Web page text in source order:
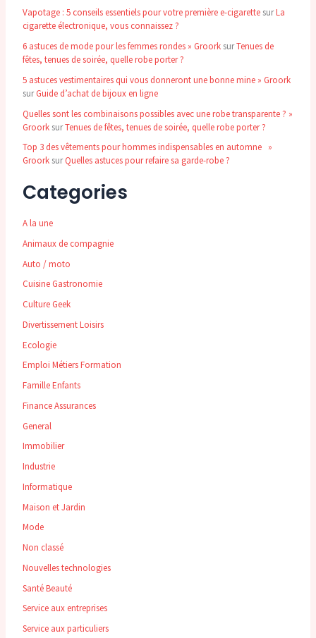
Vapotage : 5 conseils essentiels pour votre première e-cigarette surLa
cigarette électronique, vous connaissez ?
6 astuces de mode pour les femmes rondes » Groork surTenues de
fêtes, tenues de soirée, quelle robe porter ?
5 astuces vestimentaires qui vous donneront une bonne mine » Groork
surGuide d’achat de bijoux en ligne
Quelles sont les combinaisons possibles avec une robe transparente ? »
Groork surTenues de fêtes, tenues de soirée, quelle robe porter ?
Top 3 des vêtements pour hommes indispensables en automne »
Groork surQuelles astuces pour refaire sa garde-robe ?
Categories
A la une
Animaux de compagnie
Auto / moto
Cuisine Gastronomie
Culture Geek
Divertissement Loisirs
Ecologie
Emploi Métiers Formation
Famille Enfants
Finance Assurances
General
Immobilier
Industrie
Informatique
Maison et Jardin
Mode
Non classé
Nouvelles technologies
Santé Beauté
Service aux entreprises
Service aux particuliers